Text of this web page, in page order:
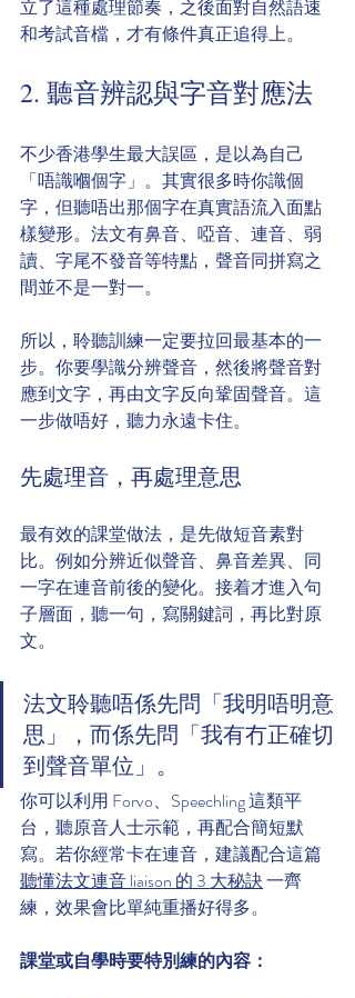
立了這種處理節奏，之後面對自然語速
和考試音檔，才有條件真正追得上。
2. 聽音辨認與字音對應法
不少香港學生最大誤區，是以為自己
「唔識嗰個字」。其實很多時你識個
字，但聽唔出那個字在真實語流入面點
樣變形。法文有鼻音、啞音、連音、弱
讀、字尾不發音等特點，聲音同拼寫之
間並不是一對一。
所以，聆聽訓練一定要拉回最基本的一
步。你要學識分辨聲音，然後將聲音對
應到文字，再由文字反向鞏固聲音。這
一步做唔好，聽力永遠卡住。
先處理音，再處理意思
最有效的課堂做法，是先做短音素對
比。例如分辨近似聲音、鼻音差異、同
一字在連音前後的變化。接着才進入句
子層面，聽一句，寫關鍵詞，再比對原
文。
法文聆聽唔係先問「我明唔明意
思」，而係先問「我有冇正確切
到聲音單位」。
你可以利用 Forvo、Speechling 這類平
台，聽原音人士示範，再配合簡短默
寫。若你經常卡在連音，建議配合這篇
聽懂法文連音 liaison 的 3 大秘訣 一齊
練，效果會比單純重播好得多。
課堂或自學時要特別練的內容：